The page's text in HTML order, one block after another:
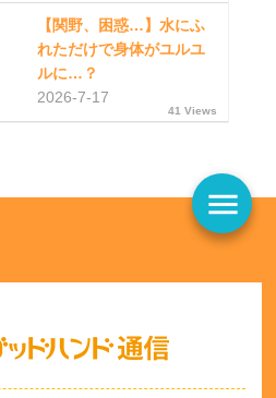
【関野、困惑…】水にふ
れただけで身体がユルユ
ルに…？
2026-7-17
41 Views
menu